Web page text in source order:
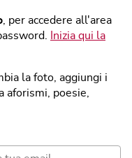
, per accedere all'area
Inizia qui la
la foto, aggiungi i
aforismi, poesie,